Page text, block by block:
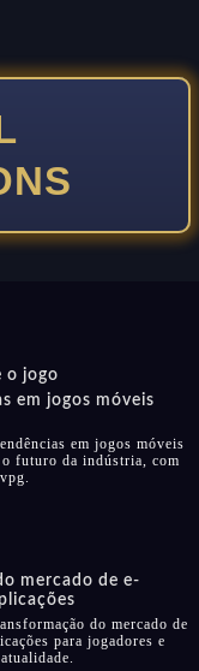
o jogo
em jogos móveis
em jogos móveis
o futuro da indústria, com
mercado de e-
do mercado de
para jogadores e